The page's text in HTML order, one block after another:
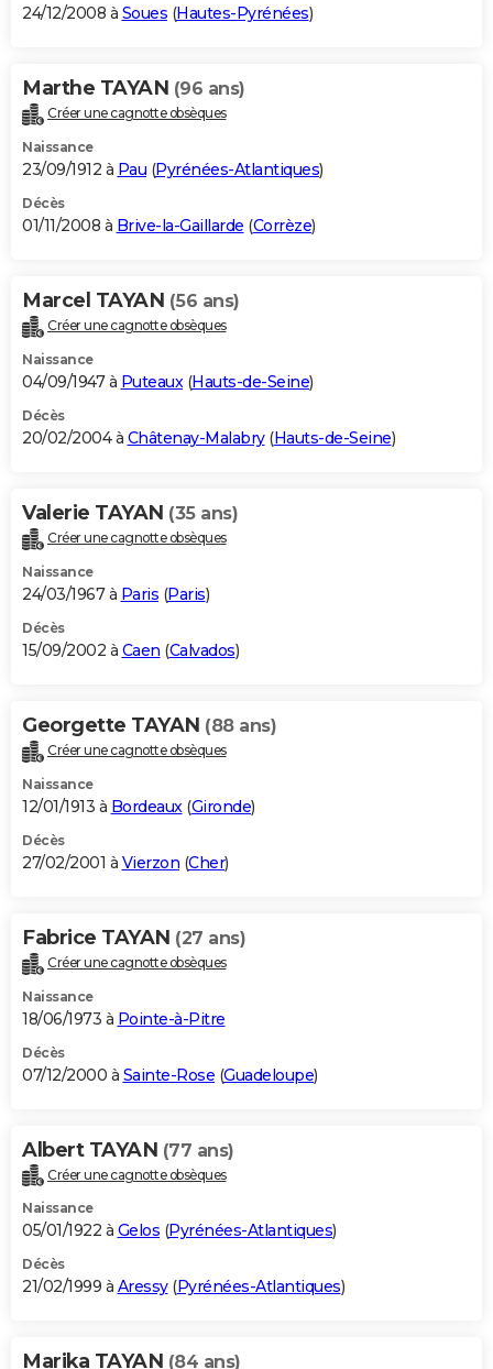
24/12/2008 à Soues (Hautes-Pyrénées)
Marthe TAYAN (96 ans)
Créer une cagnotte obsèques
Naissance
23/09/1912 à Pau (Pyrénées-Atlantiques)
Décès
01/11/2008 à Brive-la-Gaillarde (Corrèze)
Marcel TAYAN (56 ans)
Créer une cagnotte obsèques
Naissance
04/09/1947 à Puteaux(Hauts-de-Seine)
Décès
20/02/2004 à Châtenay-Malabry(Hauts-de-Seine)
Valerie TAYAN (35 ans)
Créer une cagnotte obsèques
Naissance
24/03/1967 à Paris (Paris)
Décès
15/09/2002 à Caen (Calvados)
Georgette TAYAN (88 ans)
Créer une cagnotte obsèques
Naissance
12/01/1913 à Bordeaux(Gironde)
Décès
27/02/2001 à Vierzon (Cher)
Fabrice TAYAN (27 ans)
Créer une cagnotte obsèques
Naissance
18/06/1973 à Pointe-à-Pitre
Décès
07/12/2000 à Sainte-Rose (Guadeloupe)
Albert TAYAN (77 ans)
Créer une cagnotte obsèques
Naissance
05/01/1922 à Gelos (Pyrénées-Atlantiques)
Décès
21/02/1999 à Aressy(Pyrénées-Atlantiques)
Marika TAYAN (84 ans)